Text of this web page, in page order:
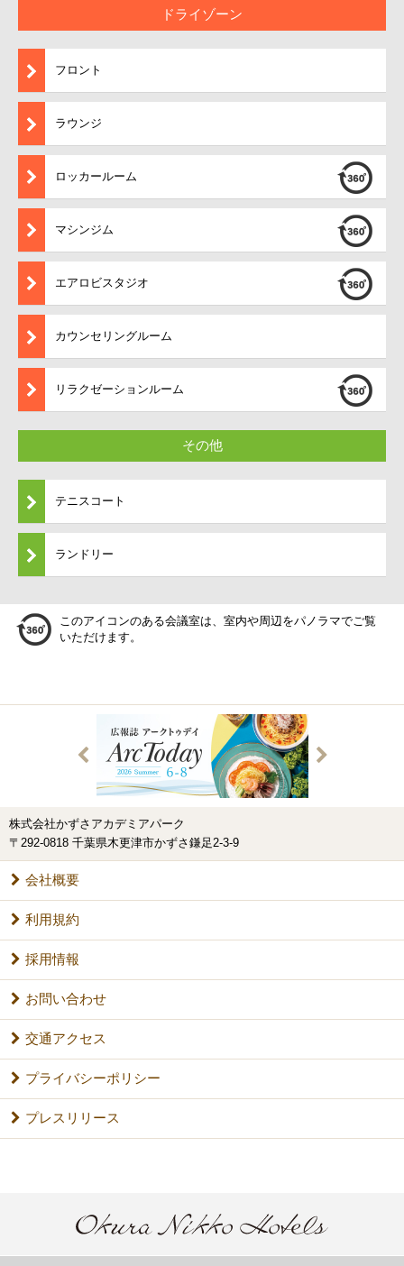
ドライゾーン
フロント
ラウンジ
ロッカールーム
マシンジム
エアロビスタジオ
カウンセリングルーム
リラクゼーションルーム
その他
テニスコート
ランドリー
このアイコンのある会議室は、室内や周辺をパノラマでご覧
いただけます。
株式会社かずさアカデミアパーク
〒292-0818 千葉県木更津市かずさ鎌足2-3-9
会社概要
利用規約
採用情報
お問い合わせ
交通アクセス
プライバシーポリシー
プレスリリース